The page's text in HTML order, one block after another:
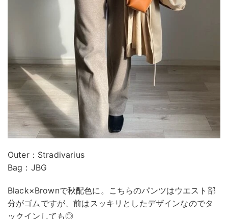
Outer：Stradivarius
Bag：JBG
Black×Brownで秋配色に。こちらのパンツはウエスト部
分がゴムですが、前はスッキリとしたデザインなのでタ
ックインしても◎